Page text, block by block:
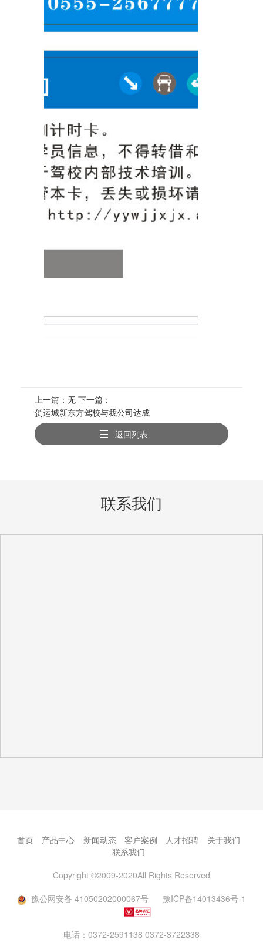
上一篇：无 下一篇：
贺运城新东方驾校与我公司达成
合作
返回列表
联系我们
首页 产品中心 新闻动态 客户案例 人才招聘
关于我们
联系我们
Copyright ©2009-2020All Rights Reserved
豫公网安备 41050202000067号
豫ICP备14013436号-1
电话：0372-2591138 0372-3722338